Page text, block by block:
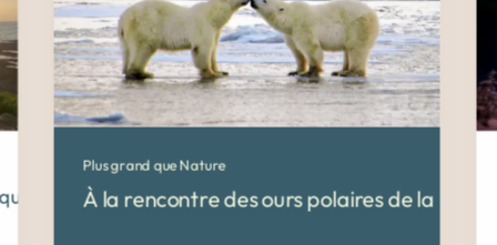
Gaspésie !
Plus grand que Nature
À la rencontre des ours polaires de la Baie